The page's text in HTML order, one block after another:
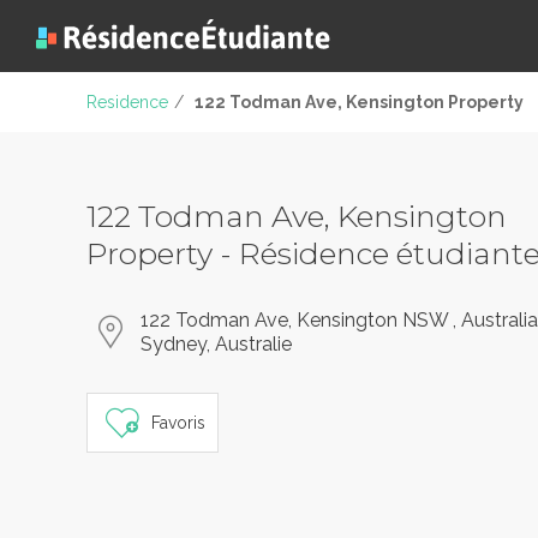
Residence / 122 Todman Ave, Kensington Property
122 Todman Ave, Kensington
Property - Résidence étudiante
122 Todman Ave, Kensington NSW ,
Sydney, Australie
Favoris